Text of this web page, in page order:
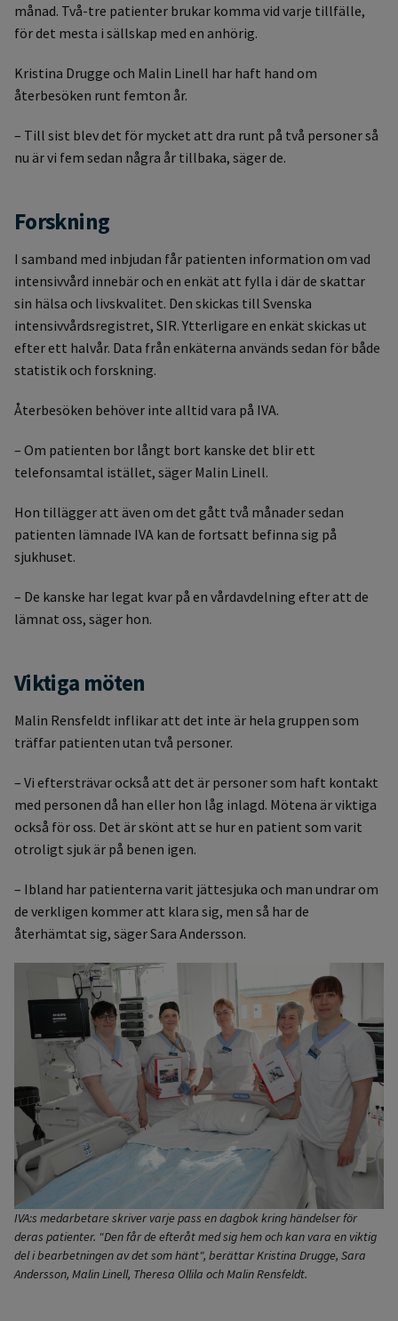
månad. Två-tre patienter brukar komma vid varje tillfälle,
för det mesta i sällskap med en anhörig.
Kristina Drugge och Malin Linell har haft hand om
återbesöken runt femton år.
– Till sist blev det för mycket att dra runt på två personer så
nu är vi fem sedan några år tillbaka, säger de.
Forskning
I samband med inbjudan får patienten information om vad
intensivvård innebär och en enkät att fylla i där de skattar
sin hälsa och livskvalitet. Den skickas till Svenska
intensivvårdsregistret, SIR. Ytterligare en enkät skickas ut
efter ett halvår. Data från enkäterna används sedan för både
statistik och forskning.
Återbesöken behöver inte alltid vara på IVA.
– Om patienten bor långt bort kanske det blir ett
telefonsamtal istället, säger Malin Linell.
Hon tillägger att även om det gått två månader sedan
patienten lämnade IVA kan de fortsatt befinna sig på
sjukhuset.
– De kanske har legat kvar på en vårdavdelning efter att de
lämnat oss, säger hon.
Viktiga möten
Malin Rensfeldt inflikar att det inte är hela gruppen som
träffar patienten utan två personer.
– Vi eftersträvar också att det är personer som haft kontakt
med personen då han eller hon låg inlagd. Mötena är viktiga
också för oss. Det är skönt att se hur en patient som varit
otroligt sjuk är på benen igen.
– Ibland har patienterna varit jättesjuka och man undrar om
de verkligen kommer att klara sig, men så har de
återhämtat sig, säger Sara Andersson.
IVA:s medarbetare skriver varje pass en dagbok kring händelser för
deras patienter. "Den får de efteråt med sig hem och kan vara en viktig
del i bearbetningen av det som hänt", berättar Kristina Drugge, Sara
Andersson, Malin Linell, Theresa Ollila och Malin Rensfeldt.